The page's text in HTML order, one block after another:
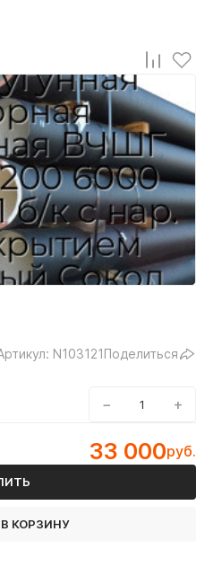
N103121Поделиться
− +
33 000руб.
КОРЗИНУ